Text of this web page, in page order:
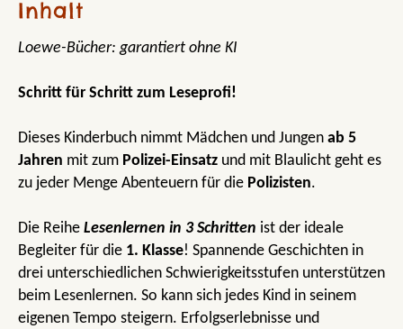
Inhalt
Loewe-Bücher: garantiert ohne KI
Schritt für Schritt zum Leseprofi!
Dieses Kinderbuch nimmt Mädchen und Jungen ab 5
Jahren mit zum Polizei-Einsatz und mit Blaulicht geht es
zu jeder Menge Abenteuern für die Polizisten.
Die Reihe Lesenlernen in 3 Schritten ist der ideale
Begleiter für die 1. Klasse! Spannende Geschichten in
drei unterschiedlichen Schwierigkeitsstufen unterstützen
beim Lesenlernen. So kann sich jedes Kind in seinem
eigenen Tempo steigern. Erfolgserlebnisse und